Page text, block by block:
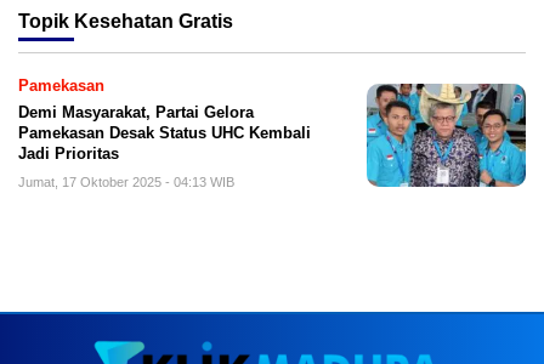
Topik Kesehatan Gratis
Pamekasan
Demi Masyarakat, Partai Gelora
Pamekasan Desak Status UHC Kembali
Jadi Prioritas
Jumat, 17 Oktober 2025 - 04:13 WIB